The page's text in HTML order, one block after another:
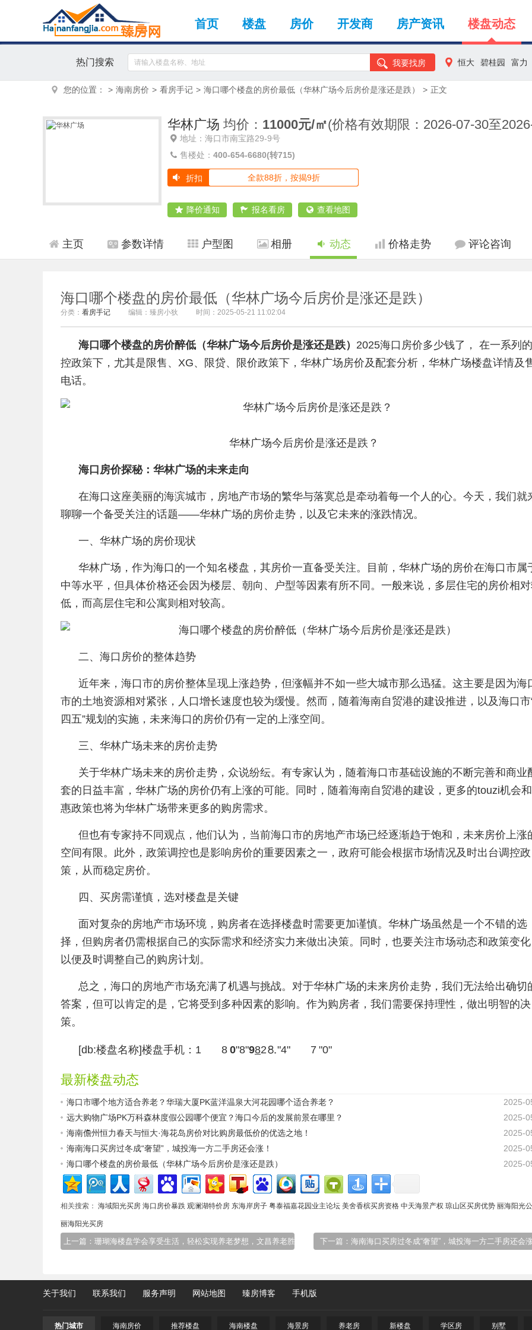
首页 楼盘 房价 开发商 房产资讯 楼盘动态
热门搜索 我要找房 恒大 碧桂园 富力
您的位置： > 海南房价 > 看房手记 > 海口哪个楼盘的房价最低（华林广场今后房价是涨还是跌） > 正文
华林广场 均价： 11000元/㎡(价格有效期限：2026-07-30至
地址：海口市南宝路29-9号
售楼处： 400-654-6680(转715)
折扣 全款88折，按揭9折
降价通知 报名看房 查看地图
主页 参数详情 户型图 相册 动态 价格走势 评论咨询
海口哪个楼盘的房价最低（华林广场今后房价是涨还是跌）
分类： 看房手记 编辑：臻房小狄 时间：2025-05-21 11:02:04
海口哪个楼盘的房价醉低（华林广场今后房价是涨还是跌） 2025海口房价多少钱了， 在一系列
控政策下，尤其是限售、XG、限贷、限价政策下， 华林广场房价及配套分析，华林广场楼盘详情及
电话。
华林广场今后房价是涨还是跌？
海口房价探秘：华林广场的未来走向
在海口这座美丽的海滨城市，房地产市场的繁华与落寞总是牵动着每一个人的心。今天，我们就
聊聊一个备受关注的话题——华林广场的房价走势，以及它未来的涨跌情况。
一、华林广场的房价现状
华林广场，作为海口的一个知名楼盘，其房价一直备受关注。目前，华林广场的房价在海口市属
中等水平，但具体价格还会因为楼层、朝向、户型等因素有所不同。一般来说，多层住宅的房价相
低，而高层住宅和公寓则相对较高。
二、海口房价的整体趋势
近年来，海口市的房价整体呈现上涨趋势，但涨幅并不如一些大城市那么迅猛。这主要是因为海
市的土地资源相对紧张，人口增长速度也较为缓慢。然而，随着海南自贸港的建设推进，以及海口市
四五”规划的实施，未来海口的房价仍有一定的上涨空间。
三、华林广场未来的房价走势
关于华林广场未来的房价走势，众说纷纭。有专家认为，随着海口市基础设施的不断完善和商业
套的日益丰富，华林广场的房价仍有上涨的可能。同时，随着海南自贸港的建设，更多的touzi机会
惠政策也将为华林广场带来更多的购房需求。
但也有专家持不同观点，他们认为，当前海口市的房地产市场已经逐渐趋于饱和，未来房价上涨
空间有限。此外，政策调控也是影响房价的重要因素之一，政府可能会根据市场情况及时出台调控政
策，从而稳定房价。
四、买房需谨慎，选对楼盘是关键
面对复杂的房地产市场环境，购房者在选择楼盘时需要更加谨慎。华林广场虽然是一个不错的选
择，但购房者仍需根据自己的实际需求和经济实力来做出决策。同时，也要关注市场动态和政策变化
以便及时调整自己的购房计划。
总之，海口的房地产市场充满了机遇与挑战。对于华林广场的未来房价走势，我们无法给出确切
答案，但可以肯定的是，它将受到多种因素的影响。作为购房者，我们需要保持理性，做出明智的决
策。
[db:楼盘名称]楼盘手机： 1 8 0 8 982⒏ 4 7 0
最新楼盘动态
海口市哪个地方适合养老？华瑞大厦PK蓝洋温泉大河花园哪个适合养老？
2025-
远大购物广场PK万科森林度假公园哪个便宜？海口今后的发展前景在哪里？
2025-
海南儋州恒力春天与恒大·海花岛房价对比购房最低价的优选之地！
2025-
海南海口买房过冬成“奢望”，城投海一方二手房还会涨！
2025-
海口哪个楼盘的房价最低（华林广场今后房价是涨还是跌）
2025-
相关搜索： 海域阳光买房 海口房价暴跌 观澜湖特价房 东海岸房子 粤泰福嘉花园业主论坛 美舍香槟买房资格 中天海景产权 琼山区买房优势 丽海阳光
丽海阳光买房
上一篇：珊瑚海楼盘学会享受生活，轻松实现养老梦想，文昌养老胜地速递！下一篇：海南海口买房过冬成“奢望”，城投海一方二手房还会涨
关于我们 联系我们 服务声明 网站地图 臻房博客 手机版
热门城市 海南房价 推荐楼盘 海南楼盘 海景房 养老房 新楼盘 学区房 别墅